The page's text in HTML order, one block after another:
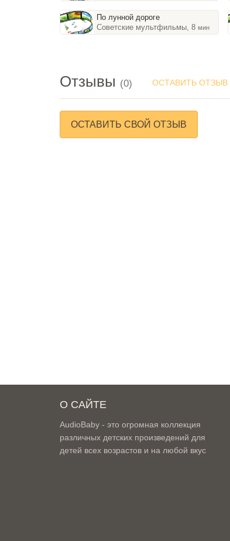
По лунной дороге
Советские мультфильмы, 8мин
Отзывы (0) ОСТАВИТЬ ОТЗЫВ
ОСТАВИТЬ СВОЙ ОТЗЫВ
О САЙТЕ
AudioBaby - это огромная коллекция
различных детских произведений для
детей всех возрастов и на любой вкус